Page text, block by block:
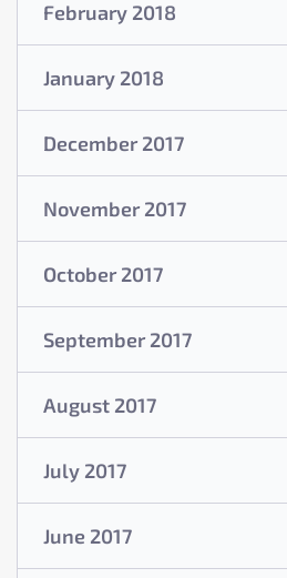
February 2018
January 2018
December 2017
November 2017
October 2017
September 2017
August 2017
July 2017
June 2017